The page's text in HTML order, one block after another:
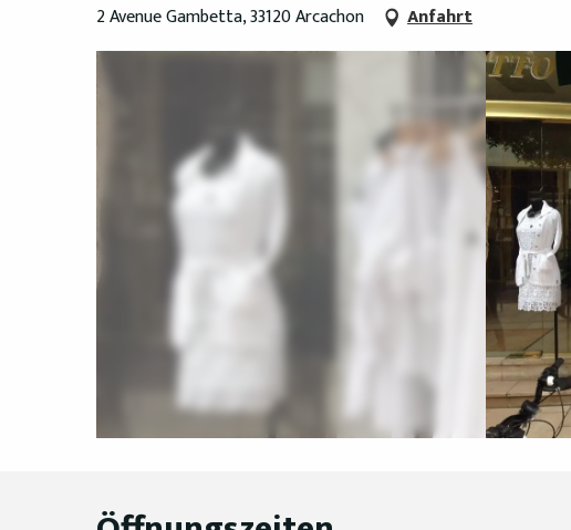
2 Avenue Gambetta, 33120 Arcachon Anfahrt